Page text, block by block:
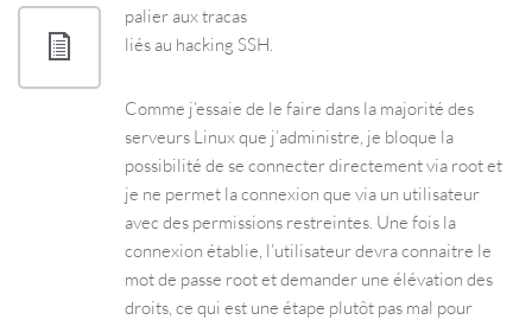
palier aux tracas
liés au hacking SSH.
Comme j’essaie de le faire dans la majorité des
serveurs Linux que j’administre, je bloque la
possibilité de se connecter directement via root et
je ne permet la connexion que via un utilisateur
avec des permissions restreintes. Une fois la
connexion établie, l’utilisateur devra connaitre le
mot de passe root et demander une élévation des
droits, ce qui est une étape plutôt pas mal pour